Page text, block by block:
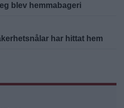
blev hemmabageri
har hittat hem